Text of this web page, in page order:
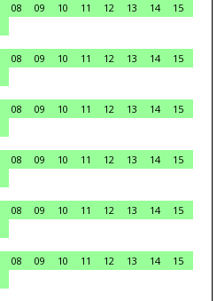
08 09 10 11 12 13 14
15
08 09 10 11 12 13 14
15
08 09 10 11 12 13 14
15
08 09 10 11 12 13 14
15
08 09 10 11 12 13 14
15
08 09 10 11 12 13 14
15